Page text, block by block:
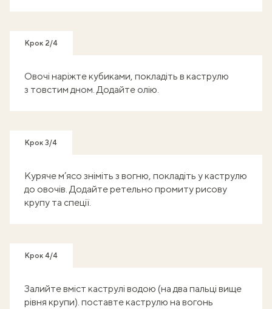
Крок 2/4
Овочі наріжте кубиками, покладіть в каструлю
з товстим дном. Додайте олію.
Крок 3/4
Куряче м’ясо зніміть з вогню, покладіть у каструлю
до овочів. Додайте ретельно промиту рисову
крупу та спеції.
Крок 4/4
Залийте вміст каструлі водою (на два пальці вище
рівня крупи). поставте каструлю на вогонь